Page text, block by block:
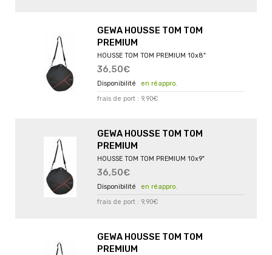
GEWA HOUSSE TOM TOM
PREMIUM
HOUSSE TOM TOM PREMIUM 10x8"
36,50€
en réappro.
frais de port : 9,90€
GEWA HOUSSE TOM TOM
PREMIUM
HOUSSE TOM TOM PREMIUM 10x9"
36,50€
en réappro.
frais de port : 9,90€
GEWA HOUSSE TOM TOM
PREMIUM